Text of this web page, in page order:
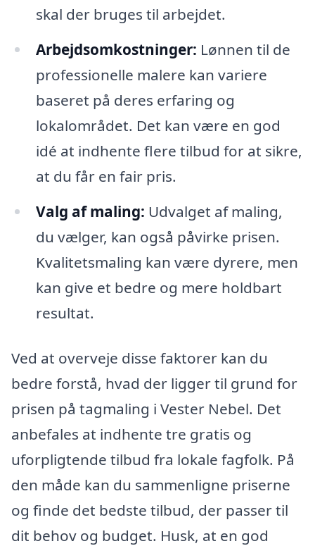
skal der bruges til arbejdet.
Arbejdsomkostninger: Lønnen til de
professionelle malere kan variere
baseret på deres erfaring og
lokalområdet. Det kan være en god
idé at indhente flere tilbud for at sikre,
at du får en fair pris.
Valg af maling: Udvalget af maling,
du vælger, kan også påvirke prisen.
Kvalitetsmaling kan være dyrere, men
kan give et bedre og mere holdbart
resultat.
Ved at overveje disse faktorer kan du
bedre forstå, hvad der ligger til grund for
prisen på tagmaling i Vester Nebel. Det
anbefales at indhente tre gratis og
uforpligtende tilbud fra lokale fagfolk. På
den måde kan du sammenligne priserne
og finde det bedste tilbud, der passer til
dit behov og budget. Husk, at en god